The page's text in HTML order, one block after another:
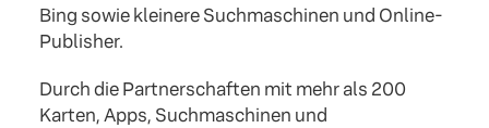
Bing sowie kleinere Suchmaschinen und Online-
Publisher.
Durch die Partnerschaften mit mehr als 200
Karten, Apps, Suchmaschinen und